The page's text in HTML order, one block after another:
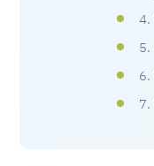
4.
5.
6.
7.